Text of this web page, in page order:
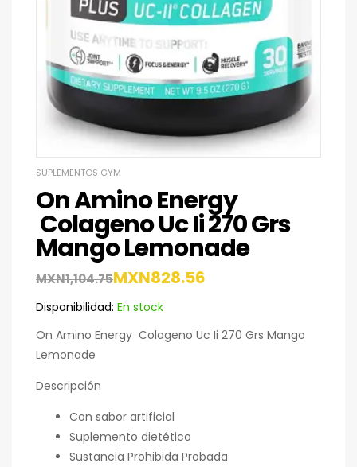
SUPLEMENTOS GYM
On Amino Energy
Colageno Uc Ii 270 Grs
Mango Lemonade
MXN1,104.75MXN828.56
Disponibilidad: En stock
On Amino Energy Colageno Uc Ii 270 Grs Mango
Lemonade
Descripción
Con sabor artificial
Suplemento dietético
Sustancia Prohibida Probada